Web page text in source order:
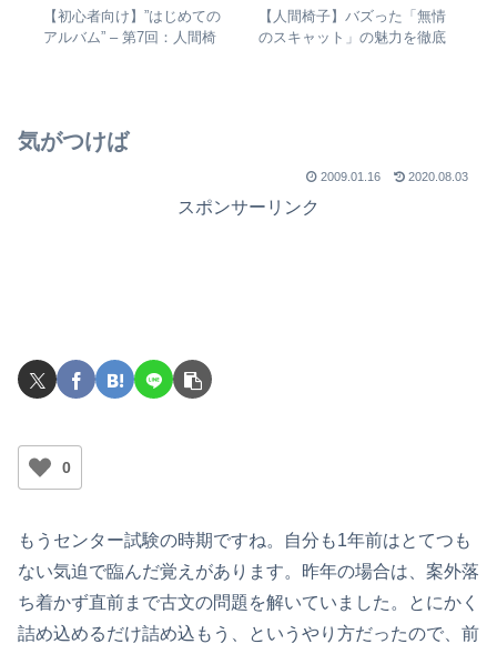
【初心者向け】”はじめての
アルバム” – 第7回：人間椅
【人間椅子】バズった「無情
のスキャット」の魅力を徹底
気がつけば
2009.01.16 2020.08.03
スポンサーリンク
0
もうセンター試験の時期ですね。自分も1年前はとてつも
ない気迫で臨んだ覚えがあります。昨年の場合は、案外落
ち着かず直前まで古文の問題を解いていました。とにかく
詰め込めるだけ詰め込もう、というやり方だったので、前